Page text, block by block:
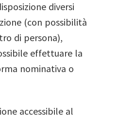
diversi
(con possibilità
di persona),
effettuare la
nominativa o
accessibile al